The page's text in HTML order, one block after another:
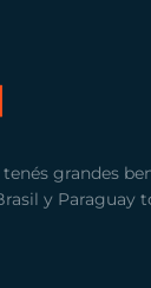
grandes
y Paraguay